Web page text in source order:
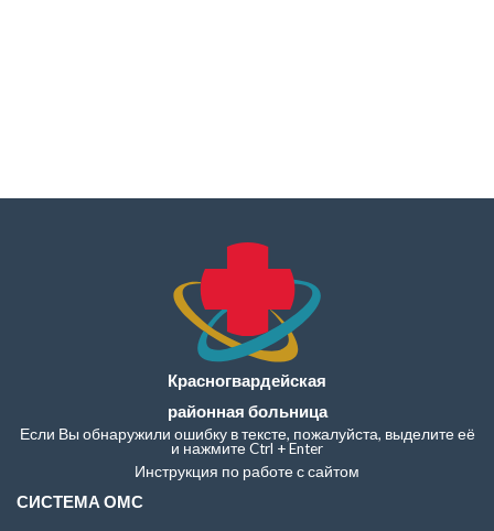
Красногвардейская
районная больница
Если Вы обнаружили ошибку в тексте, пожалуйста, выделите её
и нажмите Ctrl + Enter
Инструкция по работе с сайтом
СИСТЕМА ОМС